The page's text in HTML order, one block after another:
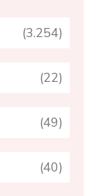
(3.254)
(22)
(49)
(40)